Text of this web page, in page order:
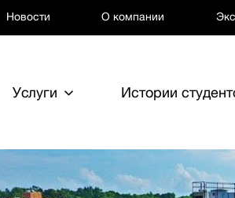
Новости О компании
Услуги Истории